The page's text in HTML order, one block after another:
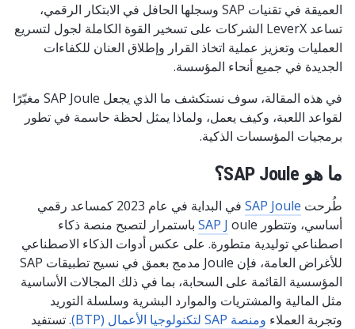
العميقة في تقنيات SAP وسجلها الحافل في الابتكار الرقمي،
تساعد LeverX الشركات على تسخير القوة الكاملة لجول لتسريع
العمليات وتعزيز عملية اتخاذ القرار وإطلاق العنان للكفاءات
الجديدة في جميع أنحاء المؤسسة.
في هذه المقالة، سوف نستكشف ما الذي يجعل SAP Joule مغيّرًا
لقواعد اللعبة، وكيف يعمل، ولماذا يمثل لحظة حاسمة في تطور
برمجيات المؤسسات الذكية.
ما هو SAP Joule؟
طُرحت SAP Joule
في البداية في عام 2023 كمساعد رقمي
أساسي، وتتطور
SAP J oule باستمرار لتصبح منصة ذكاء
اصطناعي توليدية متطورة. على عكس أدوات الذكاء الاصطناعي
للأغراض العامة، فإن Joule مدمج بعمق في نسيج تطبيقات SAP
المؤسسية القائمة على السحابة، بما في ذلك المجالات الأساسية
مثل المالية والمشتريات والموارد البشرية وسلسلة التوريد
وتجربة العملاء ومنصة SAP لتكنولوجيا الأعمال (BTP)
. تستفيد